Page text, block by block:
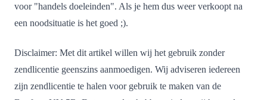
voor "handels doeleinden". Als je hem dus weer verkoopt na
een noodsituatie is het goed ;).
Disclaimer: Met dit artikel willen wij het gebruik zonder
zendlicentie geenszins aanmoedigen. Wij adviseren iedereen
zijn zendlicentie te halen voor gebruik te maken van de